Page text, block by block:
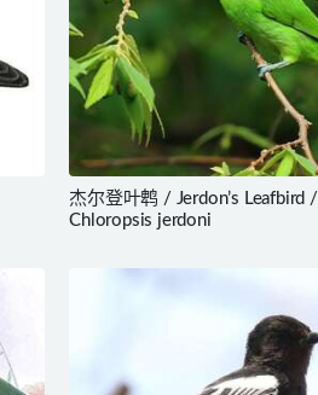
杰尔登叶鹎 / Jerdon’s Leafbird /
Chloropsis jerdoni